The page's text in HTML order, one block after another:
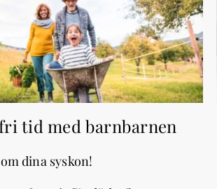
tid med barnbarnen
dina syskon!